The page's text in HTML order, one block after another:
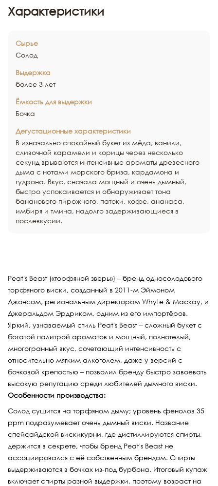
Характеристики
Peat's Beast («торфяной зверь») – бренд односолодового
торфяного виски, созданный в 2011-м Эймоном
Джонсом, региональным директором Whyte & Mackay, и
Джеральдом Эрдриком, одним из его импортёров.
Яркий, узнаваемый стиль Peat's Beast – сложный букет с
богатой палитрой ароматов и мощный, полнотелый,
многогранный вкус, сочетающий интенсивность с
относительно мягким алкоголем, даже у версий с
бочковой крепостью – позволил бренду быстро завоевать
высокую репутацию среди любителей дымного виски.
Особенности производства:
Солод сушится на торфяном дыму; уровень фенолов 35
ppm подразумевает очень дымный виски. Название
спейсайдской вискикурни, где дистиллируются спирты,
держится в секрете, чтобы бренд Peat's Beast не
ассоциировался с её собственным брендом. Спирты
выдерживаются в бочках из-под бурбона. Итоговый купаж
включает спирты разной выдержки, поэтому возраст на
Сырье
Солод
Выдержка
более 3 лет
Ёмкость для выдержки
Бочка
Дегустационные характеристики
В изначально спокойный букет из мёда, ванили,
сливочной карамели и корицы через несколько
секунд врываются интенсивные ароматы древесного
дыма с нотами морского бриза, кардамона и
гудрона. Вкус, сначала мощный и очень дымный,
быстро успокаивается и обнаруживает тона
бананового пирожного, патоки, кофе, ананаса,
имбиря и тмина, надолго задерживающиеся в
послевкусии.